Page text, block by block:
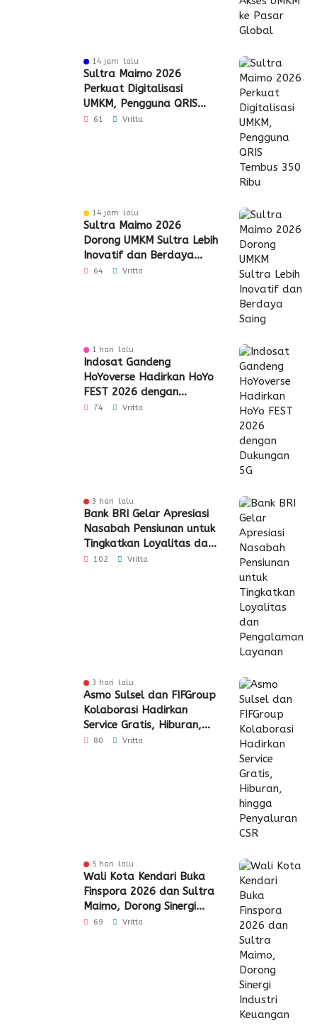
14 jam lalu
Sultra Maimo 2026
Perkuat Digitalisasi
UMKM, Pengguna QRIS
Tembus 350 Ribu
61 Vritta
14 jam lalu
Sultra Maimo 2026
Dorong UMKM Sultra Lebih
Inovatif dan Berdaya
Saing
64 Vritta
1 hari lalu
Indosat Gandeng
HoYoverse Hadirkan HoYo
FEST 2026 dengan
Dukungan 5G
74 Vritta
3 hari lalu
Bank BRI Gelar Apresiasi
Nasabah Pensiunan untuk
Tingkatkan Loyalitas dan
Pengalaman Layanan
102 Vritta
3 hari lalu
Asmo Sulsel dan FIFGroup
Kolaborasi Hadirkan
Service Gratis, Hiburan,
hingga Penyaluran CSR
80 Vritta
5 hari lalu
Wali Kota Kendari Buka
Finspora 2026 dan Sultra
Maimo, Dorong Sinergi
Industri Keuangan
69 Vritta